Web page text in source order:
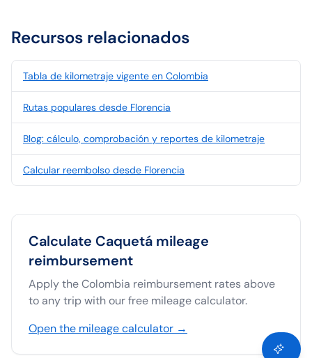
Recursos relacionados
Tabla de kilometraje vigente en Colombia
Rutas populares desde Florencia
Blog: cálculo, comprobación y reportes de kilometraje
Calcular reembolso desde Florencia
Calculate Caquetá mileage
reimbursement
Apply theColombia reimbursement rates above
to any trip with our free mileage calculator.
Open the mileage calculator →